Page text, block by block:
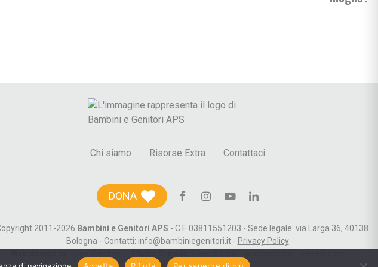
Diventare genitori
Cognomi autori A-F
Cognomi autori G-M
Cognomi autori S-Z
Chi siamo Risorse Extra Contattaci
DONA
2011-2026 Bambini e Genitori APS - C.F. 03811551203 - Sede legale: via Larga 36, 40138
Bologna - Contatti: info@bambiniegenitori.it - Privacy Policy